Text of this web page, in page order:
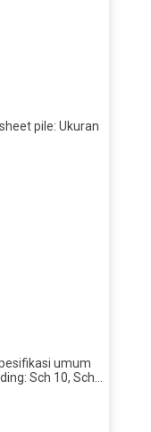
pile: Ukuran
umum
Sch 10, Sch…